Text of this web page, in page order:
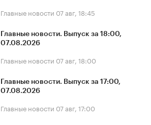
Главные новости 07 авг, 18:45
Главные новости. Выпуск за 18:00,
07.08.2026
Главные новости 07 авг, 18:00
Главные новости. Выпуск за 17:00,
07.08.2026
Главные новости 07 авг, 17:00